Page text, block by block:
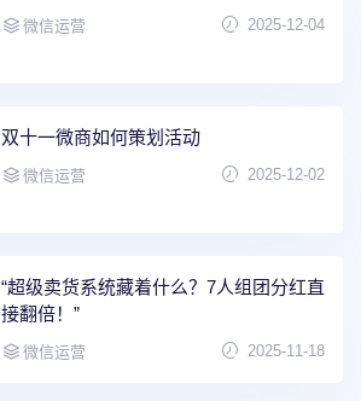
微信运营 2025-12-04
双十一微商如何策划活动
微信运营 2025-12-02
“超级卖货系统藏着什么？7人组团分红直
接翻倍！”​
微信运营 2025-11-18